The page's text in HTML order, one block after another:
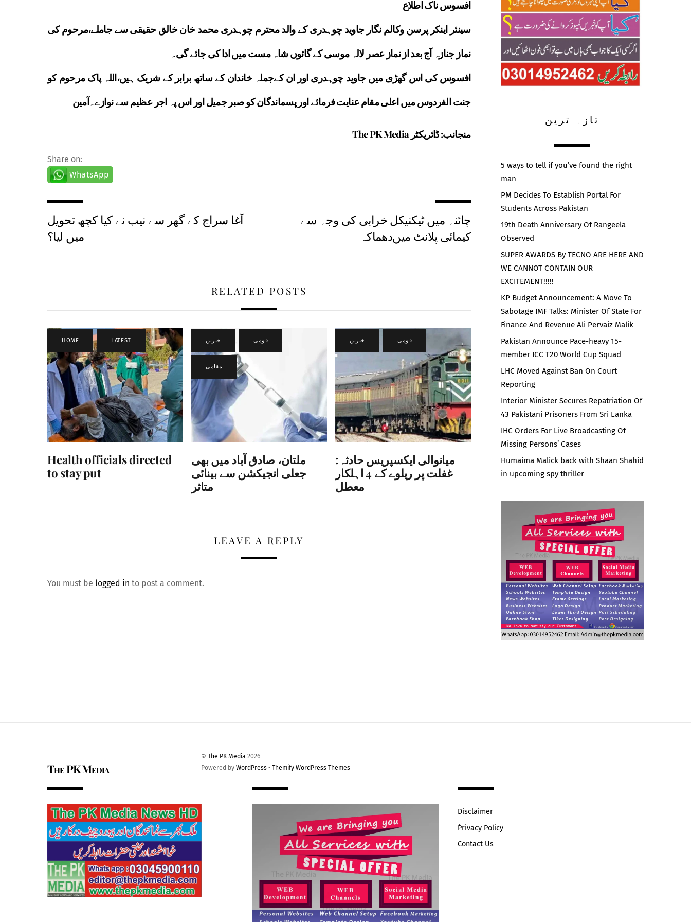
افسوس ناک اطلاع
سینئر اینکر پرسن وکالم نگار جاوید چوہدری کے والد محترم چوہدری محمد خان خالق حقیقی سے جاملے،مرحوم کی
نماز جنازہ آج بعد از نماز عصر لالہ موسی کے گائوں شاہ مست میں ادا کی جائے گی۔
افسوس کی اس گھڑی میں جاوید چوہدری اور ان کےجملہ خاندان کے ساتھ برابر کے شریک ہیں،اللہ پاک مرحوم کو
جنت الفردوس میں اعلی مقام عنایت فرمائے اور پسماندگان کو صبر جمیل اور اس پہ اجر عظیم سے نوازے۔آمین
منجانب: ڈائریکٹر The PK Media
Share on:
WhatsApp
آغا سراج کے گھر سے نیب نے کیا کچھ تحویل
میں لیا؟
چائنہ میں ٹیکنیکل خرابی کی وجہ سے
کیمائی پلانٹ میں‌دھماکہ
RELATED POSTS
HOME , LATEST
Health officials directed
to stay put
خبریں قومی
مقامی
ملتان، صادق آباد میں بھی
جعلی انجیکشن سے بینائی
متاثر
خبریں قومی
میانوالی ایکسپریس حادثہ:
غفلت پر ریلوے کے 4 اہلکار
معطل
LEAVE A REPLY
You must be logged in to post a comment.
تازہ ترین
5 ways to tell if you’ve found the right
man
PM Decides To Establish Portal For
Students Across Pakistan
19th Death Anniversary Of Rangeela
Observed
SUPER AWARDS By TECNO ARE HERE AND
WE CANNOT CONTAIN OUR
EXCITEMENT!!!!!
KP Budget Announcement: A Move To
Sabotage IMF Talks: Minister Of State For
Finance And Revenue Ali Pervaiz Malik
Pakistan Announce Pace-heavy 15-
member ICC T20 World Cup Squad
LHC Moved Against Ban On Court
Reporting
Interior Minister Secures Repatriation Of
43 Pakistani Prisoners From Sri Lanka
IHC Orders For Live Broadcasting Of
Missing Persons’ Cases
Humaima Malick back with Shaan Shahid
in upcoming spy thriller
The PK Media
©The PK Media 2026
Powered byWordPress •Themify WordPress Themes
Disclaimer
ُPrivacy Policy
Contact Us